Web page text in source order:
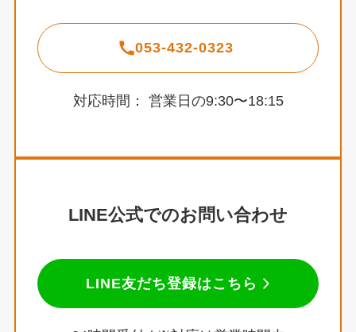
053-432-0323
対応時間： 営業日の9:30〜18:15
LINE公式でのお問い合わせ
LINE友だち登録はこちら